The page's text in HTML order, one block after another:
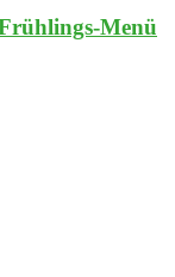
Menü